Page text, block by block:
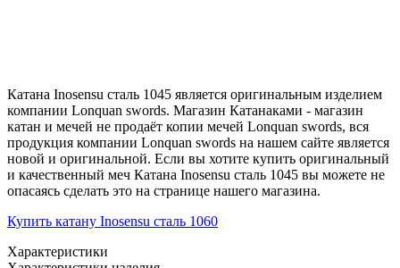
Катана Inosensu сталь 1045 является оригинальным изделием
компании Lonquan swords. Магазин Катанаками - магазин
катан и мечей не продаёт копии мечей Lonquan swords, вся
продукция компании Lonquan swords на нашем сайте является
новой и оригинальной. Если вы хотите купить оригинальный
и качественный меч Катана Inosensu сталь 1045 вы можете не
опасаясь сделать это на странице нашего магазина.
Купить катану Inosensu сталь 1060
Характеристики